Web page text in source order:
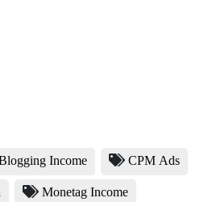
Income CPM Ads
Monetag Income